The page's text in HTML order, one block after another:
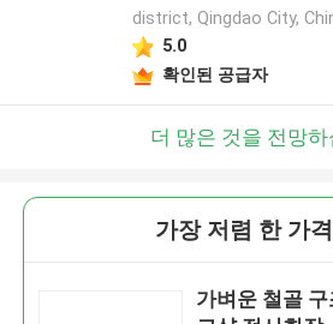
district, Qingdao City,
5.0
확인된 공급자
더 많은 것을 전망하
가장 저렴 한 가
가벼운 철골